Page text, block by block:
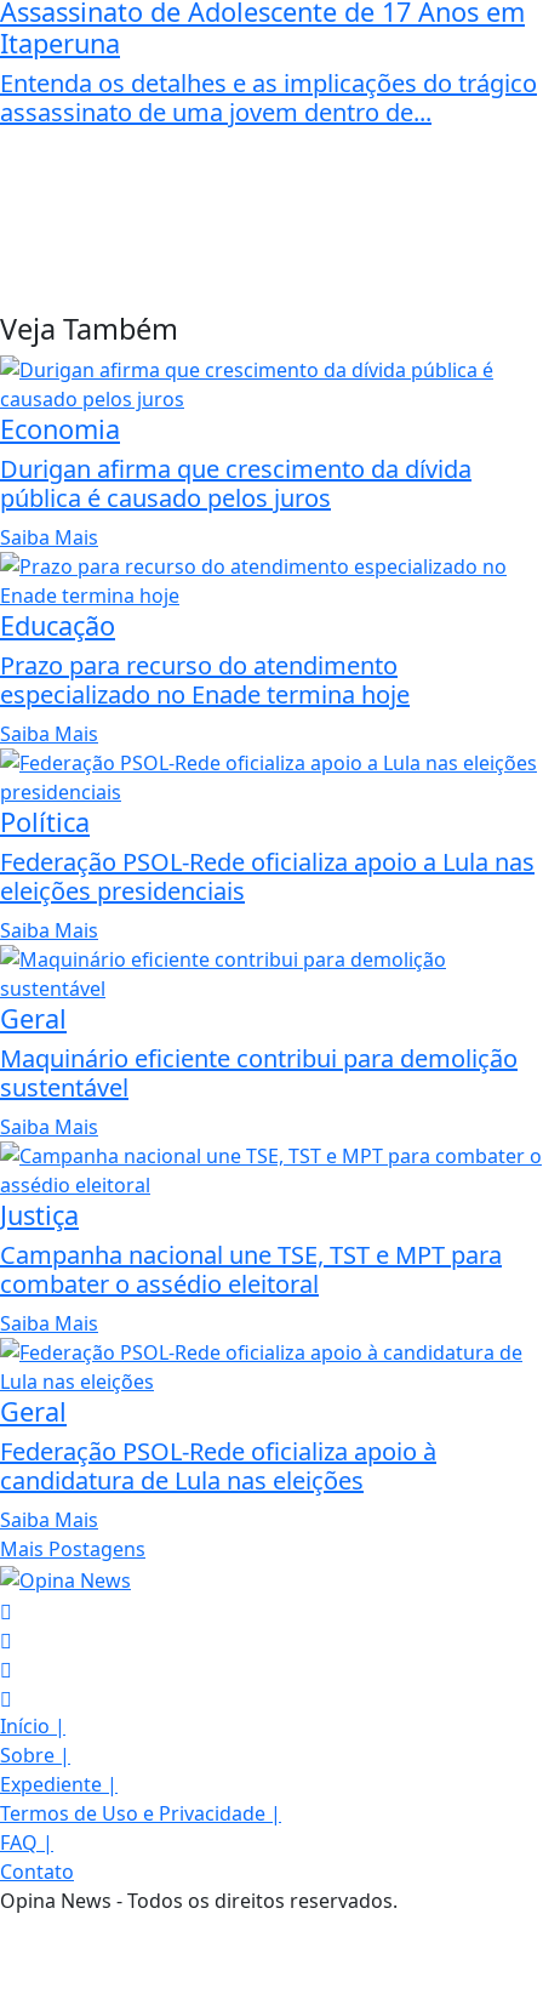
Assassinato de Adolescente de 17 Anos em
Itaperuna
Entenda os detalhes e as implicações do trágico
assassinato de uma jovem dentro de...
Veja Também
Economia
Durigan afirma que crescimento da dívida
pública é causado pelos juros
Saiba Mais
Educação
Prazo para recurso do atendimento
especializado no Enade termina hoje
Saiba Mais
Política
Federação PSOL-Rede oficializa apoio a Lula nas
eleições presidenciais
Saiba Mais
Geral
Maquinário eficiente contribui para demolição
sustentável
Saiba Mais
Justiça
Campanha nacional une TSE, TST e MPT para
combater o assédio eleitoral
Saiba Mais
Geral
Federação PSOL-Rede oficializa apoio à
candidatura de Lula nas eleições
Saiba Mais
Mais Postagens
Início |
Sobre |
Expediente |
Termos de Uso e Privacidade |
FAQ |
Contato
Opina News - Todos os direitos reservados.